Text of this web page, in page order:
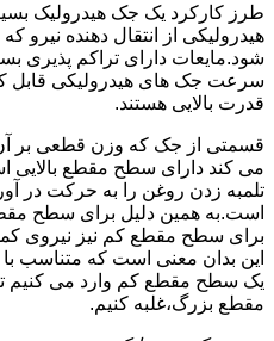
طرز کارکرد یک جک هیدرولیک
هیدرولیکی از انتقال دهنده نیرو
شود.مایعات دارای تراکم پذیری
سرعت جک های هیدرولیکی قابل
قدرت بالایی هستند.
قسمتی از جک که وزن قطعی بر
می کند دارای سطح مقطع بالایی
تلمبه زدن روغن را به حرکت در
است.به همین دلیل برای سطح
برای سطح مقطع کم نیز نیروی
این بدان معنی است که متناسب با
یک سطح مقطع کم وارد می کنیم
مقطع بزرگ،غلبه کنیم.